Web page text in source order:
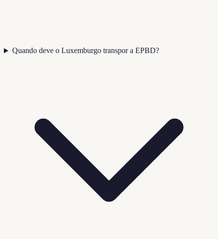
Quando deve o Luxemburgo transpor a EPBD?